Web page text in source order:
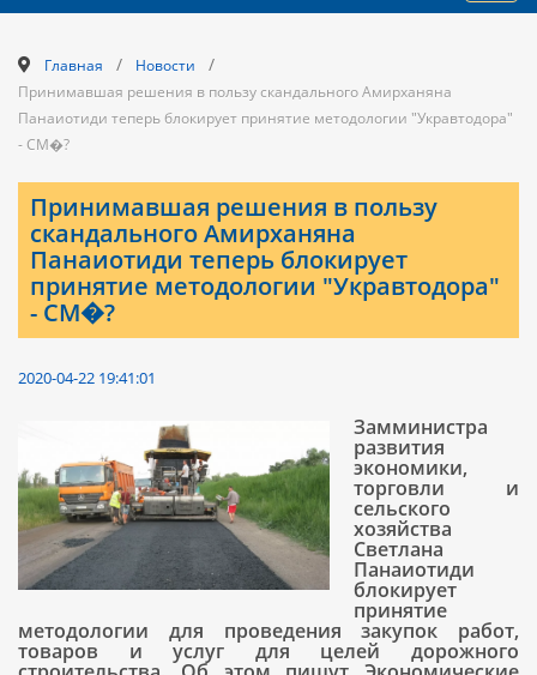
Главная / Новости /
Принимавшая решения в пользу скандального Амирханяна
Панаиотиди теперь блокирует принятие методологии "Укравтодора"
- СМ�?
Принимавшая решения в пользу
скандального Амирханяна
Панаиотиди теперь блокирует
принятие методологии "Укравтодора"
- СМ�?
2020-04-22 19:41:01
Замминистра
развития
экономики,
торговли и
сельского
хозяйства
Светлана
Панаиотиди
блокирует
принятие
методологии для проведения закупок работ,
товаров и услуг для целей дорожного